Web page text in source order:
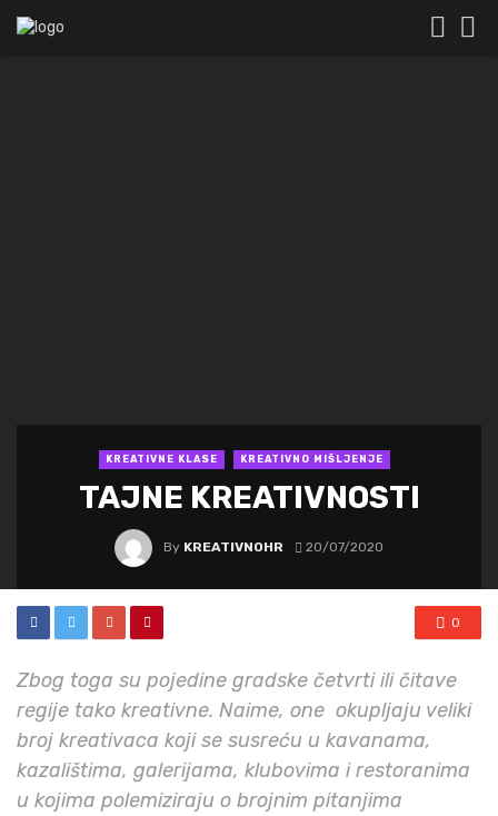
KREATIVNE KLASE KREATIVNO MIŠLJENJE
TAJNE KREATIVNOSTI
By KREATIVNOHR 20/07/2020
0
Zbog toga su pojedine gradske četvrti ili čitave
regije tako kreativne. Naime, one okupljaju veliki
broj kreativaca koji se susreću u kavanama,
kazalištima, galerijama, klubovima i restoranima
u kojima polemiziraju o brojnim pitanjima